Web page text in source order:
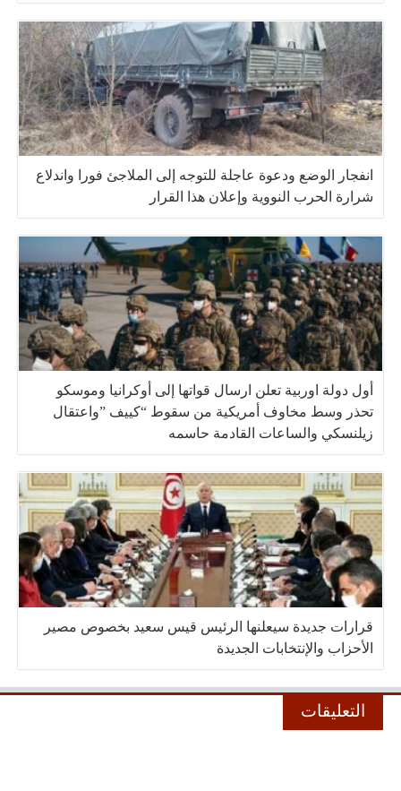
انفجار الوضع ودعوة عاجلة للتوجه إلى الملاجئ فورا واندلاع
شرارة الحرب النووية وإعلان هذا القرار
أول دولة اوربية تعلن ارسال قواتها إلى أوكرانيا وموسكو
تحذر وسط مخاوف أمريكية من سقوط “كييف ”واعتقال
زيلنسكي والساعات القادمة حاسمه
قرارات جديدة سيعلنها الرئيس قيس سعيد بخصوص مصير
الأحزاب والإنتخابات الجديدة
التعليقات